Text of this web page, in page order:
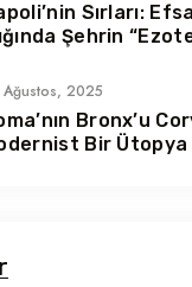
Sırları:
Şehrin
2025
Bronx’u
Bir Ütopya